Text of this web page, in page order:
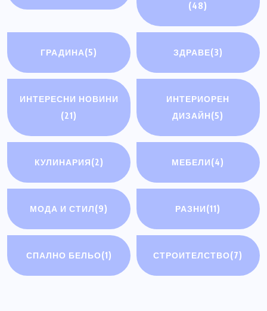
(48)
ГРАДИНА(5) ЗДРАВЕ(3)
ИНТЕРЕСНИ НОВИНИ
(21)
ИНТЕРИОРЕН
ДИЗАЙН(5)
КУЛИНАРИЯ(2) МЕБЕЛИ(4)
МОДА И СТИЛ(9) РАЗНИ(11)
СПАЛНО БЕЛЬО(1) СТРОИТЕЛСТВО(7)
РАЗНИ